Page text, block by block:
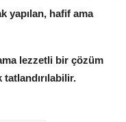
yapılan, hafif ama
lezzetli bir çözüm
tatlandırılabilir.